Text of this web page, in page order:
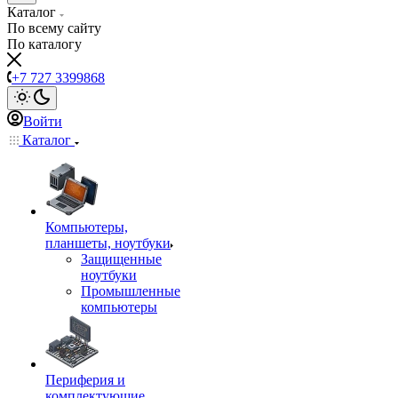
Каталог
По всему сайту
По каталогу
+7 727 3399868
Войти
Каталог
Компьютеры,
планшеты, ноутбуки
Защищенные
ноутбуки
Промышленные
компьютеры
Периферия и